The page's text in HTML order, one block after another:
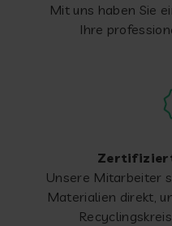
Mit uns haben Sie
Ihre
Unsere Mitarbeiter
Materialien direkt,